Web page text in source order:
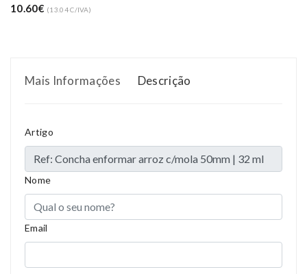
10.60€ (13.04 C/IVA)
Mais Informações Descrição
Compositions Polyester
Styles Girly
Properties Short Dress
Artigo
Nome
Email